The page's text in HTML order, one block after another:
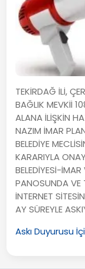
TEKİRDAĞ İLİ,
BAĞLIK MEVKİİ
ALANA İLİŞKİN
NAZIM İMAR
BELEDİYE
KARARIYLA
BELEDİYESİ-
PANOSUNDA VE
İNTERNET
AY SÜREYLE
Askı Duyurusu